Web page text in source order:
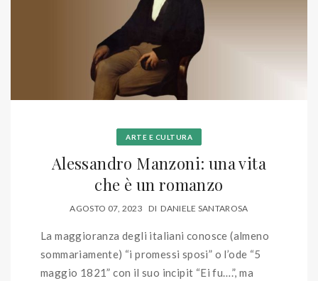
ARTE E CULTURA
Alessandro Manzoni: una vita
che è un romanzo
AGOSTO 07, 2023 DI DANIELE SANTAROSA
La maggioranza degli italiani conosce (almeno
sommariamente) “i promessi sposi” o l’ode “5
maggio 1821” con il suo incipit “Ei fu….”, ma